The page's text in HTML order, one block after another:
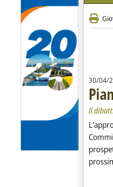
30/04/
Il